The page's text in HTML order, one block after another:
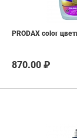
PRODAX color
870.00 ₽